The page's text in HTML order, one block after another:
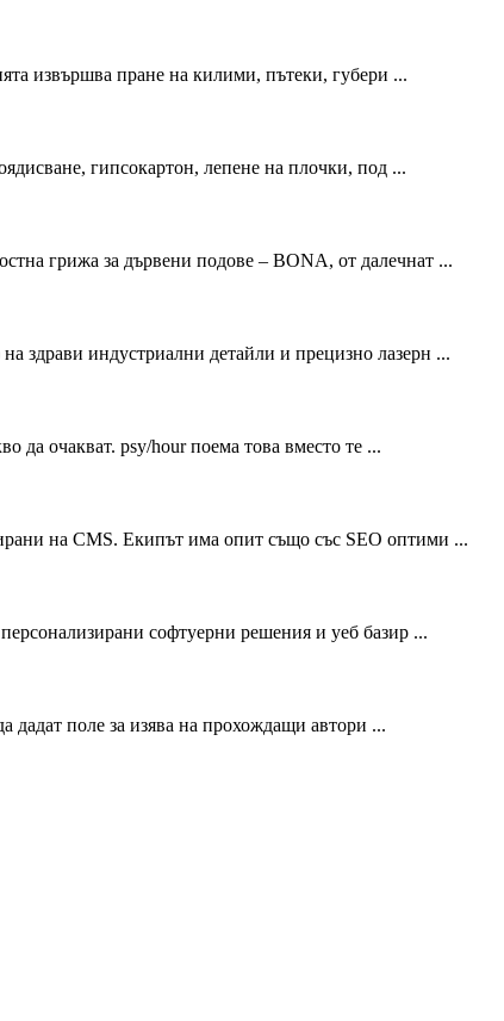
извършва пране на килими, пътеки, губери ...
гипсокартон, лепене на плочки, под ...
грижа за дървени подове – BONA, от далечнат ...
здрави индустриални детайли и прецизно лазерн ...
да очакват. psy/hour поема това вместо те ...
на CMS. Екипът има опит също със SEO оптими ...
софтуерни решения и уеб базир ...
дадат поле за изява на прохождащи автори ...